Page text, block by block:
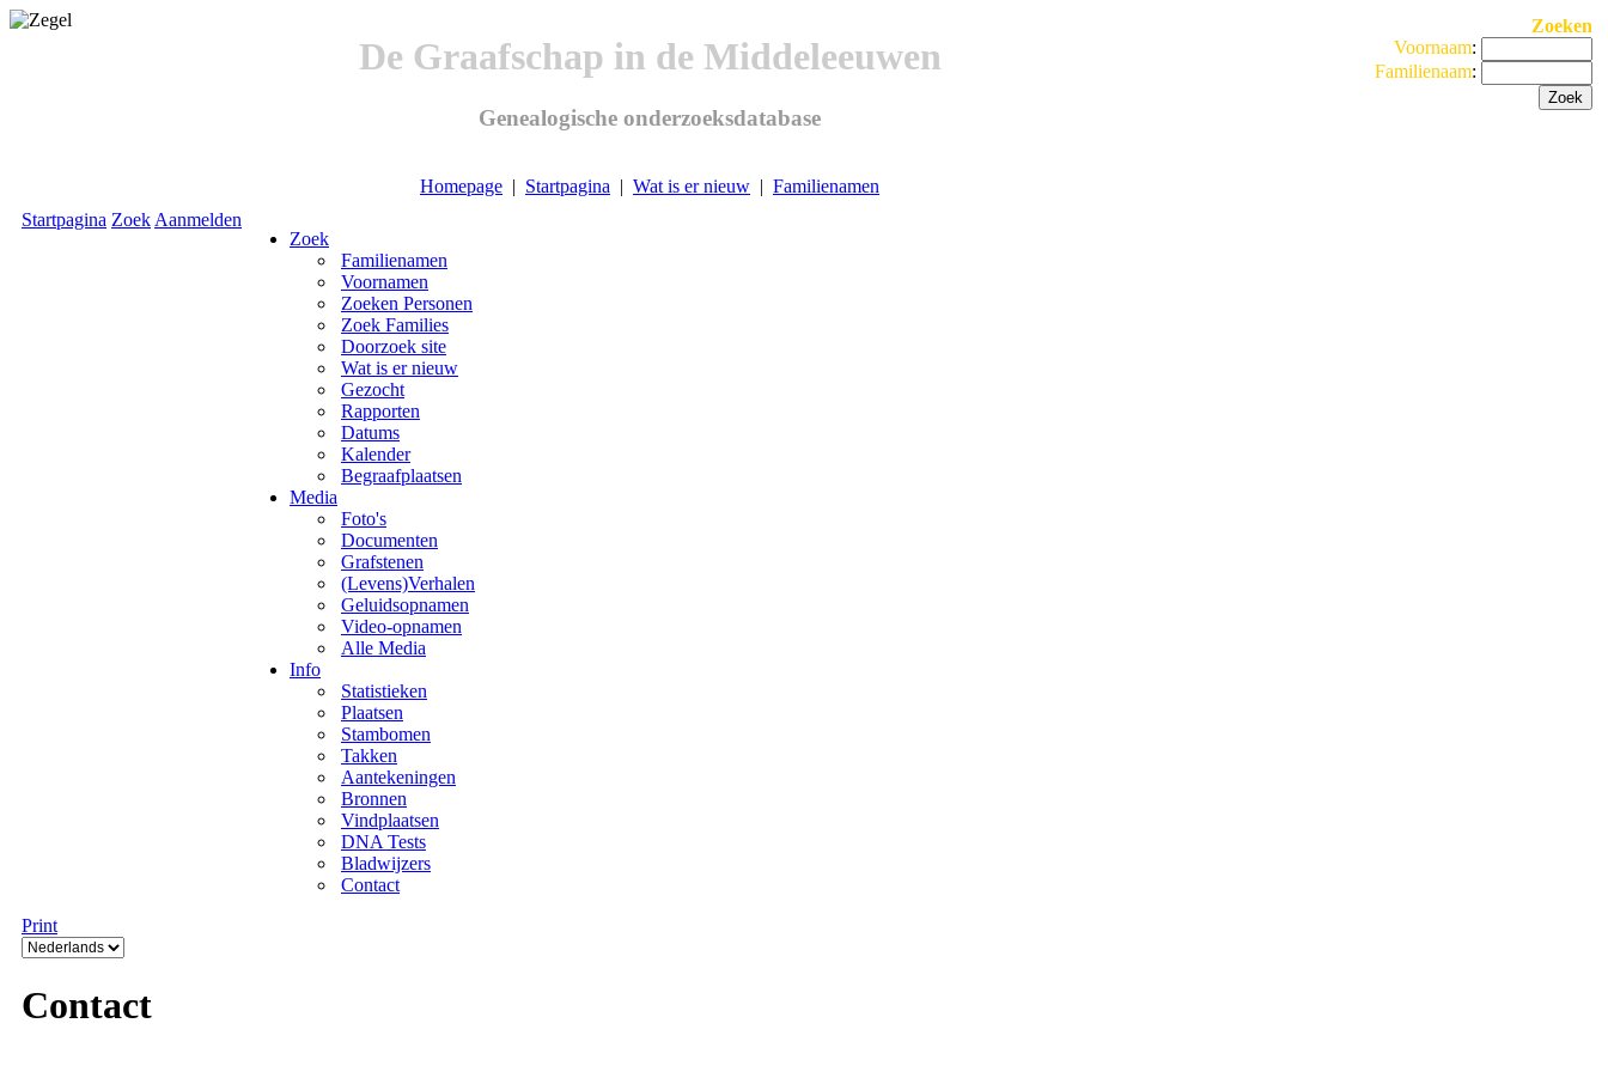
De Graafschap in de Middeleeuwen
Genealogische onderzoeksdatabase
Homepage | Startpagina | Wat is er nieuw | Familienamen
Zoeken
Voornaam:
Familienaam:
Startpagina Zoek Aanmelden
Zoek
Familienamen
Voornamen
Zoeken Personen
Zoek Families
Doorzoek site
Wat is er nieuw
Gezocht
Rapporten
Datums
Kalender
Begraafplaatsen
Media
Foto's
Documenten
Grafstenen
(Levens)Verhalen
Geluidsopnamen
Video-opnamen
Alle Media
Info
Statistieken
Plaatsen
Stambomen
Takken
Aantekeningen
Bronnen
Vindplaatsen
DNA Tests
Bladwijzers
Contact
Print
Contact